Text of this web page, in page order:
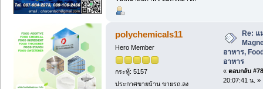
polychemicals11
Hero Member
กระทู้: 5157
ประกาศขายบ้าน ขายรถ.ลง
Re: แ
อาหาร,
อาหาร
« ตอบกลับ
20:07:41 น. »